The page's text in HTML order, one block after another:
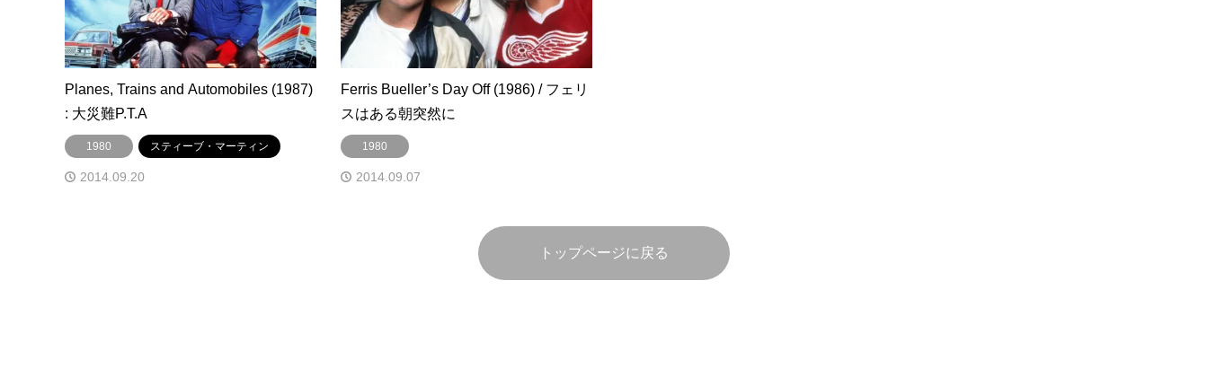
Planes, Trains and Automobiles (1987)
: 大災難P.T.A
1980 スティーブ・マーティン
2014.09.20
Ferris Bueller’s Day Off (1986) / フェリ
スはある朝突然に
1980
2014.09.07
トップページに戻る